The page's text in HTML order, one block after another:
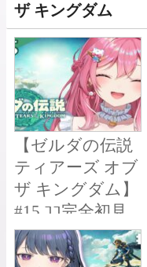
ザ キングダム
【ゼルダの伝説
ティアーズ オブ
ザ キングダム】
#15 ｺｺ完全初見
いよいよ終
盤!! ハイラル城